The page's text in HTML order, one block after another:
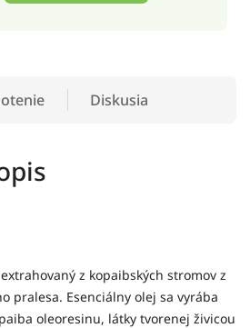
Diskusia
z kopaibských stromov z
pralesa. Esenciálny olej sa vyrába
oleoresinu, látky tvorenej živicou